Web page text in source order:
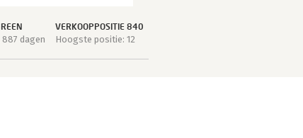
dagen
VERKOOPPOSITIE 840
Hoogste positie: 12